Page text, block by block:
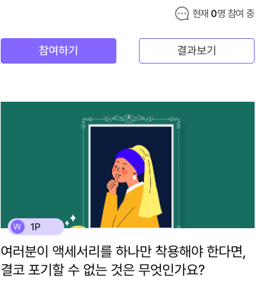
현재0명 참여 중
참여하기 결과보기
W 1P
여러분이 액세서리를 하나만 착용해야 한다면,
결코 포기할 수 없는 것은 무엇인가요?